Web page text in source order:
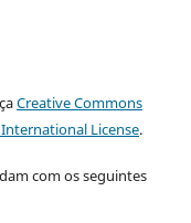
Creative Commons
License.
com os seguintes